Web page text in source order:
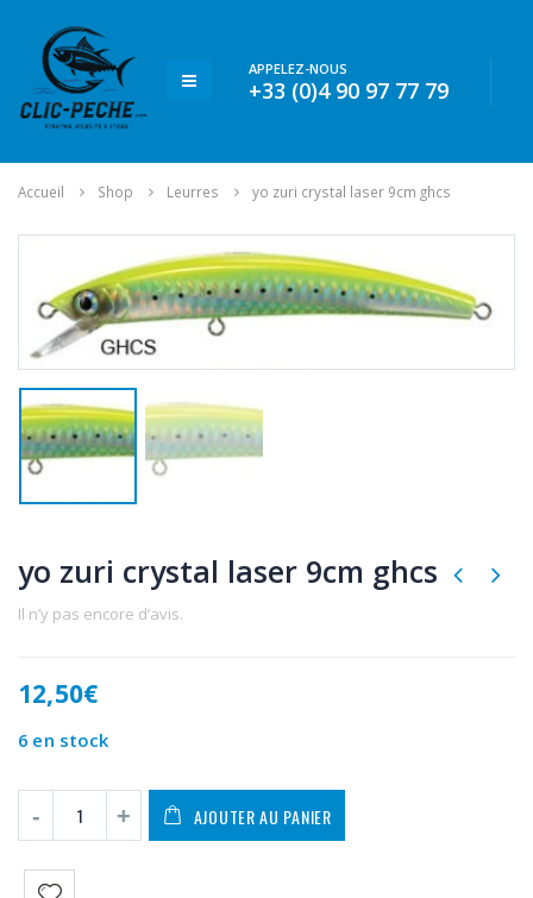
APPELEZ-NOUS
+33 (0)4 90 97 77 79
Accueil Shop Leurres yo zuri crystal laser 9cm ghcs
yo zuri crystal laser 9cm ghcs
Il n’y pas encore d’avis.
12,50€
6 en stock
AJOUTER AU PANIER